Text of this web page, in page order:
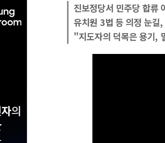
진보정당서 민주당 합류
유치원 3법 등 의정 눈
"지도자의 덕목은 용기,